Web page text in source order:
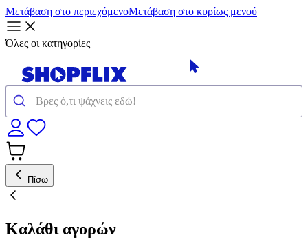
Μετάβαση στο περιεχόμενοΜετάβαση στο κυρίως μενού
Όλες οι κατηγορίες
Πίσω
Καλάθι αγορών